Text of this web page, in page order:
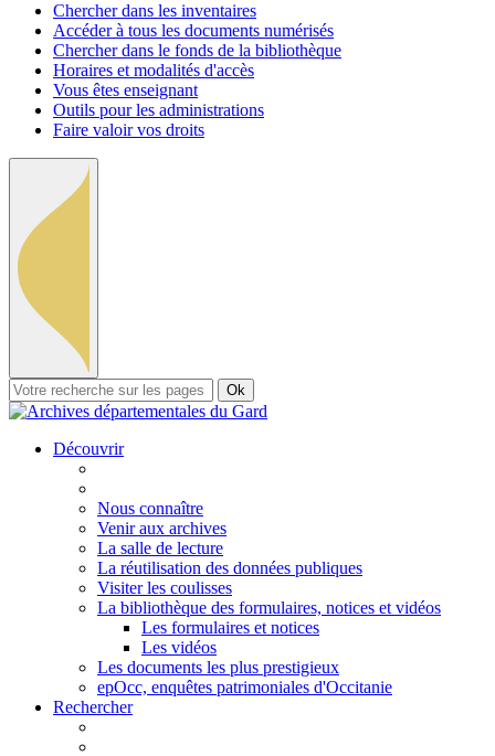
Chercher dans les inventaires
Accéder à tous les documents numérisés
Chercher dans le fonds de la bibliothèque
Horaires et modalités d'accès
Vous êtes enseignant
Outils pour les administrations
Faire valoir vos droits
Ok
Découvrir
Nous connaître
Venir aux archives
La salle de lecture
La réutilisation des données publiques
Visiter les coulisses
La bibliothèque des formulaires, notices et vidéos
Les formulaires et notices
Les vidéos
Les documents les plus prestigieux
epOcc, enquêtes patrimoniales d'Occitanie
Rechercher